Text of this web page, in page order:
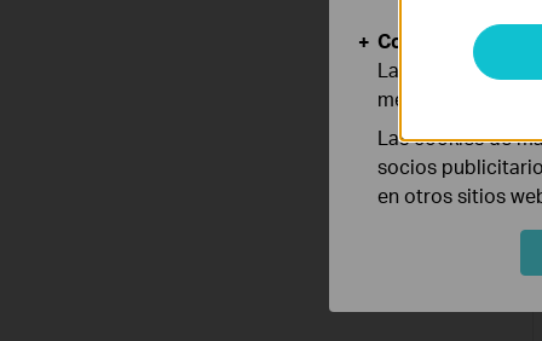
Cookies de
Las cookies de
mejorar y adaptar
Las cookies de
socios
en otros sitios